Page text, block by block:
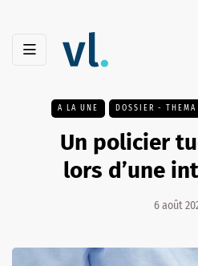
A LA UNE DOSSIER - THEMA
Un policier
lors d’une
6 août